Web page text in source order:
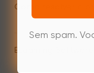
Como resolver o
ELearning
Sem spam.